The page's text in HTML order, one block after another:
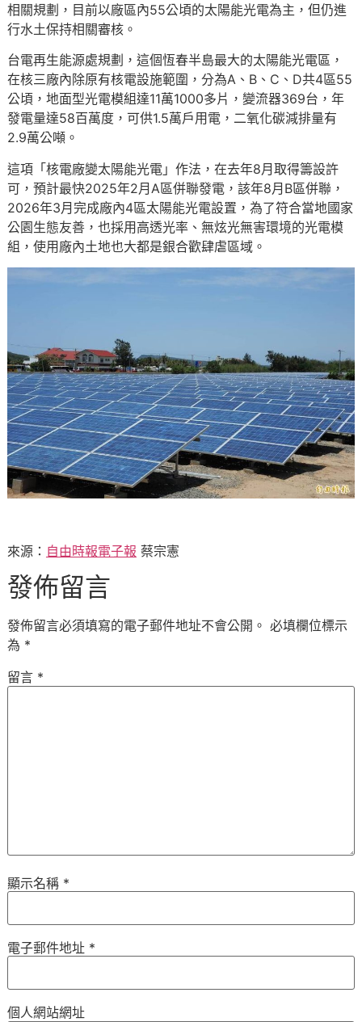
相關規劃，目前以廠區內55公頃的太陽能光電為主，但仍進
行水土保持相關審核。
台電再生能源處規劃，這個恆春半島最大的太陽能光電區，
在核三廠內除原有核電設施範圍，分為A、B、C、D共4區55
公頃，地面型光電模組達11萬1000多片，變流器369台，年
發電量達58百萬度，可供1.5萬戶用電，二氧化碳減排量有
2.9萬公噸。
這項「核電廠變太陽能光電」作法，在去年8月取得籌設許
可，預計最快2025年2月A區併聯發電，該年8月B區併聯，
2026年3月完成廠內4區太陽能光電設置，為了符合當地國家
公園生態友善，也採用高透光率、無炫光無害環境的光電模
組，使用廠內土地也大都是銀合歡肆虐區域。
來源： 自由時報電子報 蔡宗憲
發佈留言
發佈留言必須填寫的電子郵件地址不會公開。 必填欄位標示
為 *
留言 *
顯示名稱 *
電子郵件地址 *
個人網站網址